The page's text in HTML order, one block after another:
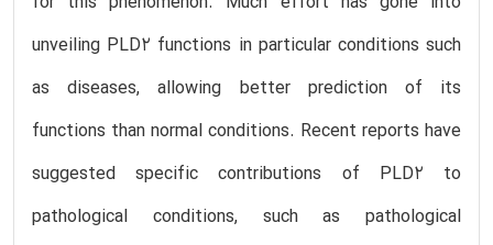
unveiling PLD2 functions in particular conditions such
as diseases, allowing better prediction of its
functions than normal conditions. Recent reports have
suggested specific contributions of PLD2 to
pathological conditions, such as pathological